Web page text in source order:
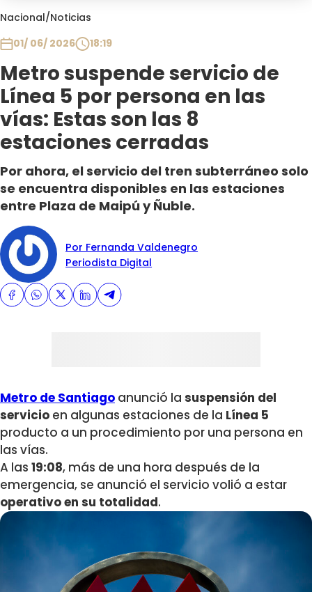
Nacional/Noticias
01/ 06/ 2026
18:19
Metro suspende servicio de
Línea 5 por persona en las
vías: Estas son las 8
estaciones cerradas
Por ahora, el servicio del tren subterráneo solo
se encuentra disponibles en las estaciones
entre Plaza de Maipú y Ñuble.
Por Fernanda Valdenegro
Periodista Digital
Metro de Santiago anunció la suspensión del
servicio en algunas estaciones de la Línea 5
producto a un procedimiento por una persona en
las vías.
A las 19:08, más de una hora después de la
emergencia, se anunció el servicio volió a estar
operativo en su totalidad.
Club De La Comedia
Plan Perfecto
El Tiempo
Sabingo
Todos Los Programas